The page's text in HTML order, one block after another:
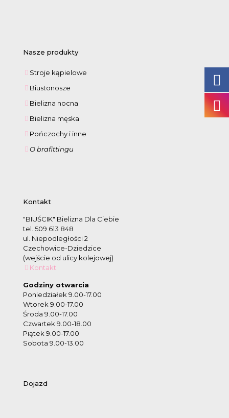
Nasze produkty
Stroje kąpielowe
Biustonosze
Bielizna nocna
Bielizna męska
Pończochy i inne
O brafittingu
Kontakt
"BIUŚCIK" Bielizna Dla Ciebie
tel. 509 613 848
ul. Niepodległości 2
Czechowice-Dziedzice
(wejście od ulicy kolejowej)
Kontakt
Godziny otwarcia
Poniedziałek 9.00-17.00
Wtorek 9.00-17.00
Środa 9.00-17.00
Czwartek 9.00-18.00
Piątek 9.00-17.00
Sobota 9.00-13.00
Dojazd